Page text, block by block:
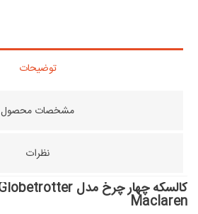
توضیحات
مشخصات محصول
نظرات
Maclaren